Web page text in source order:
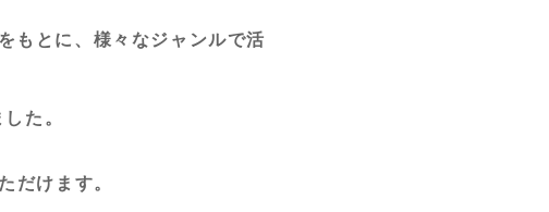
もとに、様々なジャンルで活
た。
だけます。